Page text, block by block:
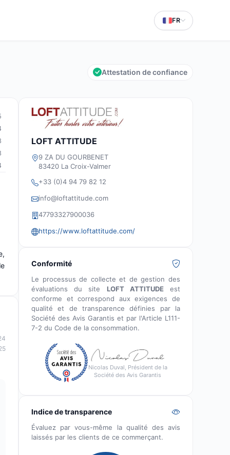
FR
Attestation de confiance
LOFT ATTITUDE
9 ZA DU GOURBENET
83420 La Croix-Valmer
+33 (0)4 94 79 82 12
info@loftattitude.com
47793327900036
https://www.loftattitude.com/
Conformité
Le processus de collecte et de gestion des
évaluations du site LOFT ATTITUDEest
conforme et correspond aux exigences de
qualité et de transparence définies par la
Société des Avis Garantis et par l'Article L111-
7-2 du Code de la consommation.
Nicolas Duval, Président de la
Société des Avis Garantis
Indice de transparence
Évaluez par vous-même la qualité des avis
laissés par les clients de ce commerçant.